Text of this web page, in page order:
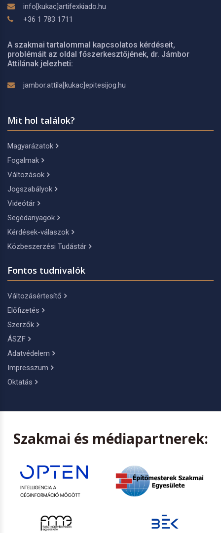
info[kukac]artifexkiado.hu
+36 1 783 1711
A szakmai tartalommal kapcsolatos kérdéseit,
problémáit az oldal főszerkesztőjének, dr. Jámbor
Attilának jelezheti:
jambor.attila[kukac]epitesijog.hu
Mit hol találok?
Magyarázatok
Fogalmak
Változások
Jogszabályok
Videótár
Segédanyagok
Kérdések-válaszok
Közbeszerzési Tudástár
Fontos tudnivalók
Változásértesítő
Előfizetés
Szerzők
ÁSZF
Adatvédelem
Impresszum
Oktatás
Szakmai és médiapartnerek: